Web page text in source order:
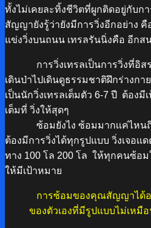
ทั้งไม่เคยละทิ้งชีวิตที่ผูกติดอยู่กับ
สัญญายังรู้ว่ายังมีการวิ่งอีกอย่าง คื
แข่งวิ่งบนถนน เทรลรันนิ่งคือ อีก
การวิ่งเทรลเป็นการวิ่งที่อิส
เดินป่าไปเดินดูธรรมชาติฝึกร่างกา
เป็นนักวิ่งเทรลเต็มตัว 6-7 ปี ต้องมี
เต็มที่ วิ่งให้สุดๆ
ซ้อมยังไง ซ้อมมากเเค่ไหนถึง
ต้องมีการวิ่งได้ทุกรูปแบบ วิ่งเจอเเ
ทาง 100 โล 200 โล ให้ทุกคนซ้อ
ให้มีเป้าหมาย
การซ้อมของคุณสัญญาได้
ของตัวเองที่มีรูปแบบไม่เหมื